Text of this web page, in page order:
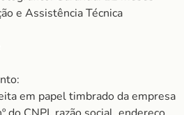
e Assistência Técnica
em papel timbrado da empresa